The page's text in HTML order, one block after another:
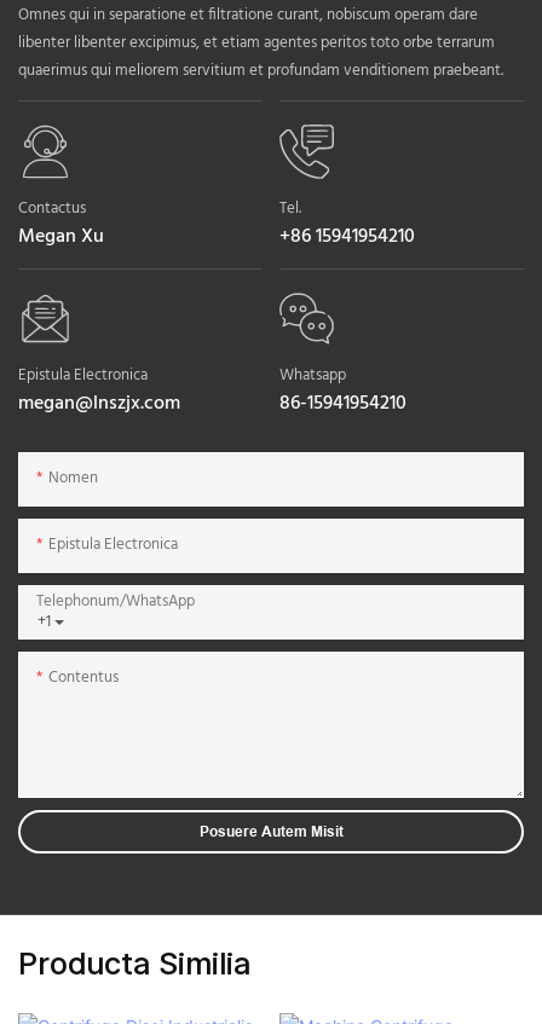
Omnes qui in separatione et filtratione curant, nobiscum operam dare
libenter libenter excipimus, et etiam agentes peritos toto orbe terrarum
quaerimus qui meliorem servitium et profundam venditionem praebeant.
Contactus
Megan Xu
Tel.
+86 15941954210
Epistula Electronica
megan@lnszjx.com
Whatsapp
86-15941954210
Nomen
Epistula Electronica
+1
Telephonum/WhatsApp
Contentus
Posuere Autem Misit
Producta Similia